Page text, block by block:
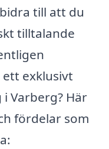
till att du
tilltalande
exklusivt
Varberg? Här
fördelar som